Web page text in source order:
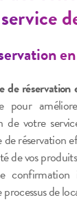
de réservation
pour
de votre
de réservation
de vos
confirmation
de